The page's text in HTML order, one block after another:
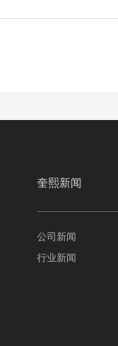
奎熙新闻
公司新闻
行业新闻